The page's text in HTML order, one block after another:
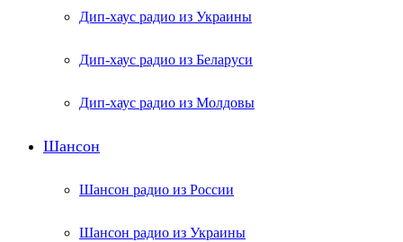
Дип-хаус радио из Украины
Дип-хаус радио из Беларуси
Дип-хаус радио из Молдовы
Шансон
Шансон радио из России
Шансон радио из Украины